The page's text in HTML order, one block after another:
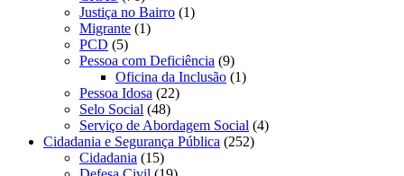
Justiça no Bairro (1)
Migrante (1)
PCD (5)
Pessoa com Deficiência (9)
Oficina da Inclusão (1)
Pessoa Idosa (22)
Selo Social (48)
Serviço de Abordagem Social (4)
Cidadania e Segurança Pública (252)
Cidadania (15)